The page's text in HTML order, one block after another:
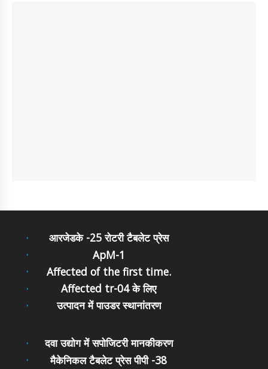
आरजेडके -25 रोटरी टैबलेट प्रेस
ApM-1
Affected of the first time.
Affected tr-04 के लिए
उत्पादन में पाउडर स्थानांतरण
दवा उद्योग में सपोजिटरी मानकीकरण
मैकेनिकल टैबलेट प्रेस पीपी -38